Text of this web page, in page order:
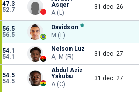
47.3
52.7
Asqer
A (L)
31 dec. 26
56.5
56.5
Davidson
M (L)
54.1
54.1
Nelson Luz
A, M (R)
31 dec. 27
54.5
54.5
Abdul Aziz
Yakubu
A (C)
31 dec. 27